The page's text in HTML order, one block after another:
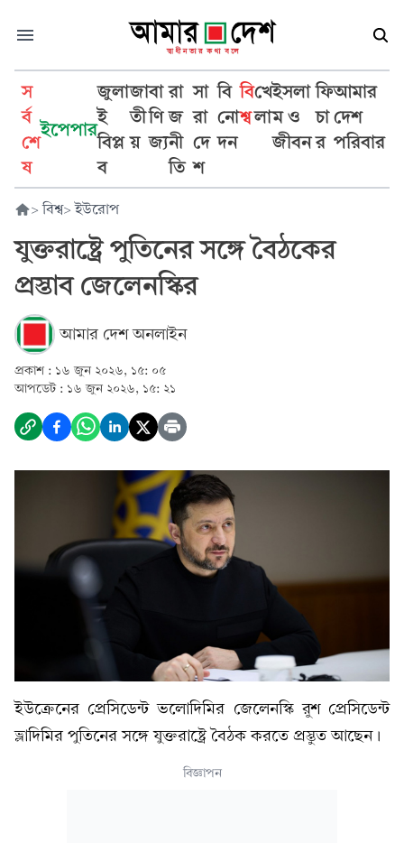
স
র্ব
শে
ষ
ইপেপার
জুলা
ই
বিপ্ল
ব
জা
তী
য়
বা
ণি
জ্য
রা
জ
নী
তি
সা
রা
দে
শ
বি
নো
দন
বি
শ্ব
খে
লা
ইসলা
ম ও
জীবন
ফি
চা
র
আমার
দেশ
পরিবার
> বিশ্ব> ইউরোপ
যুক্তরাষ্ট্রে পুতিনের সঙ্গে বৈঠকের
প্রস্তাব জেলেনস্কির
আমার দেশ অনলাইন
প্রকাশ : ১৬ জুন ২০২৬, ১৫: ০৫
আপডেট : ১৬ জুন ২০২৬, ১৫: ২১
ইউক্রেনের প্রেসিডেন্ট ভলোদিমির জেলেনস্কি রুশ প্রেসিডেন্ট
ভ্লাদিমির পুতিনের সঙ্গে যুক্তরাষ্ট্রে বৈঠক করতে প্রস্তুত আছেন।
বিজ্ঞাপন